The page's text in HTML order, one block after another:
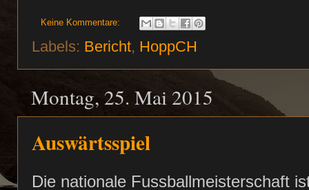
Keine Kommentare:
Labels: Bericht, HoppCH
Montag, 25. Mai 2015
Auswärtsspiel
Die nationale Fussballmeisterschaft